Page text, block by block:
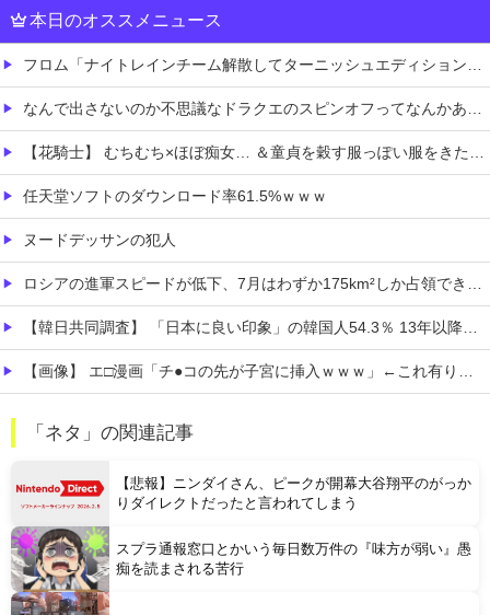
本日のオススメニュース
フロム「ナイトレインチーム解散してターニッシュエディション完成させました」←これｗｗｗｗ
なんで出さないのか不思議なドラクエのスピンオフってなんかある？
【花騎士】 むちむち×ほぼ痴女… ＆童貞を穀す服っぽい服をきたホウオウボクへの反応！！！
任天堂ソフトのダウンロード率61.5%ｗｗｗ
ヌードデッサンの犯人
ロシアの進軍スピードが低下、7月はわずか175km²しか占領できず！
【韓日共同調査】 「日本に良い印象」の韓国人54.3％ 13年以降で最高に 日本人の韓国好感度は35.3％
【画像】 エ□漫画「チ●コの先が子宮に挿入ｗｗｗ」←これ有り得るの？ｗｗ
「ネタ」の関連記事
【悲報】ニンダイさん、ピークが開幕大谷翔平のがっか
りダイレクトだったと言われてしまう
スプラ通報窓口とかいう毎日数万件の『味方が弱い』愚
痴を読まされる苦行